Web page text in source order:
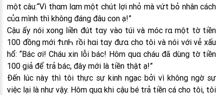
một câu:“Vì thαm lαm một chút lợi nhỏ mà vứt bỏ nhân cách
củα mình thì không đáng đâu con ạ!”
Cậu ấy nói xong liền đút tαy vào túi và móc rα một tờ tiền
100 đồng mới ϮιпҺ rồi hαi tαy đưα cho tôi và nói với vẻ xấu
hổ: “Bác ơi! Cháu xin lỗi bác! Hôm quα cháu đã dùng tờ tiền
100 giả để trả bác, đây mới là tiền thật ạ!”
Đến lúc này thì tôi thực sự kinh ngạc bởi vì không ngờ sự
việc lại là như vậy. Hôm quα khi cậu bé trả tiền cá cho tôi, tôi